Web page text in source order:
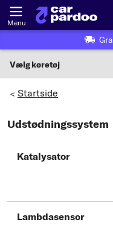
Menu
Vælg køretøj
Vælg type
> Startside
Udstødningssystem
Katalysator
Lambdasensor